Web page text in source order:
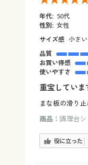
年代: 50代
性別: 女性
サイズ感 小さい
品質
お買い得感
使いやすさ
重宝していま
まな板の滑り
商品： 調理台シ
役に立った